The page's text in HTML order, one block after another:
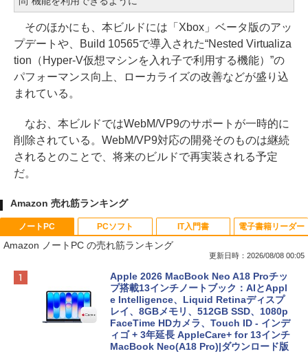
そのほかにも、本ビルドには「Xbox」ベータ版のアッ
プデートや、Build 10565で導入された“Nested Virtualiza
tion（Hyper-V仮想マシンを入れ子で利用する機能）”の
パフォーマンス向上、ローカライズの改善などが盛り込
まれている。
なお、本ビルドではWebM/VP9のサポートが一時的に
削除されている。WebM/VP9対応の開発そのものは継続
されるとのことで、将来のビルドで再実装される予定
だ。
Amazon 売れ筋ランキング
ノートPC
Amazon ノートPC の売れ筋ランキング
更新日時：2026/08/08 00:05
Apple 2026 MacBook Neo A18 Proチッ
プ搭載13インチノートブック：AIとAppl
e Intelligence、Liquid Retinaディスプ
レイ、8GBメモリ、512GB SSD、1080p
FaceTime HDカメラ、Touch ID - インデ
ィゴ + 3年延長 AppleCare+ for 13インチ
MacBook Neo(A18 Pro)|ダウンロード版
PCソフト IT入門書 電子書籍リーダー